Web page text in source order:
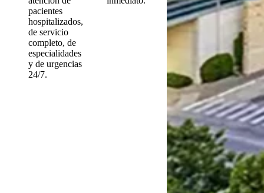
pacientes
hospitalizados,
de servicio
completo, de
especialidades
y de urgencias
24/7.